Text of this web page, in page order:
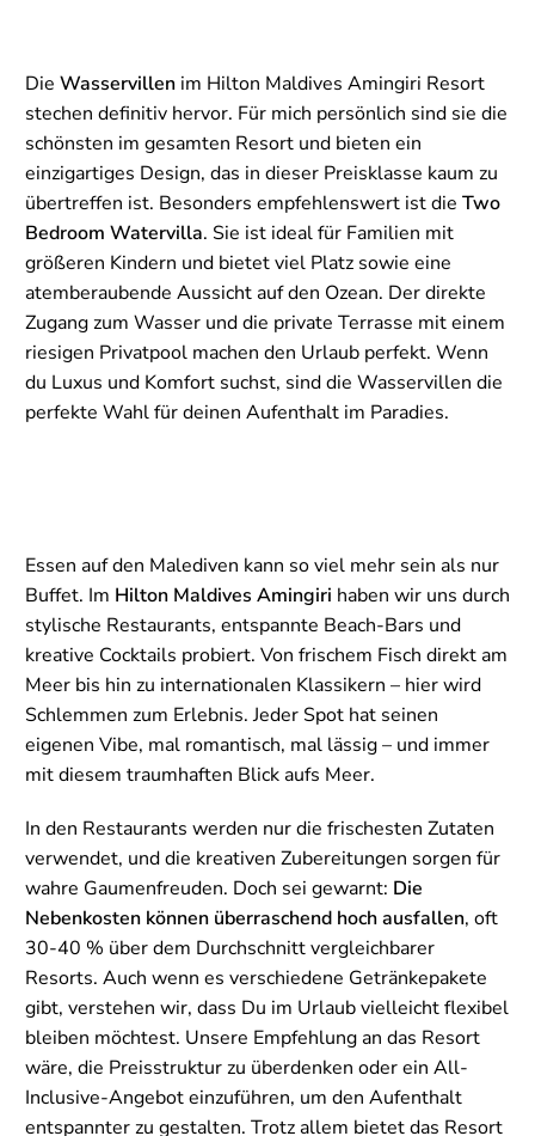
Die Wasservillen im Hilton Maldives Amingiri Resort
stechen definitiv hervor. Für mich persönlich sind sie die
schönsten im gesamten Resort und bieten ein
einzigartiges Design, das in dieser Preisklasse kaum zu
übertreffen ist. Besonders empfehlenswert ist die Two
Bedroom Watervilla. Sie ist ideal für Familien mit
größeren Kindern und bietet viel Platz sowie eine
atemberaubende Aussicht auf den Ozean. Der direkte
Zugang zum Wasser und die private Terrasse mit einem
riesigen Privatpool machen den Urlaub perfekt. Wenn
du Luxus und Komfort suchst, sind die Wasservillen die
perfekte Wahl für deinen Aufenthalt im Paradies.
Essen auf den Malediven kann so viel mehr sein als nur
Buffet. Im Hilton Maldives Amingiri haben wir uns durch
stylische Restaurants, entspannte Beach-Bars und
kreative Cocktails probiert. Von frischem Fisch direkt am
Meer bis hin zu internationalen Klassikern – hier wird
Schlemmen zum Erlebnis. Jeder Spot hat seinen
eigenen Vibe, mal romantisch, mal lässig – und immer
mit diesem traumhaften Blick aufs Meer.
In den Restaurants werden nur die frischesten Zutaten
verwendet, und die kreativen Zubereitungen sorgen für
wahre Gaumenfreuden. Doch sei gewarnt: Die
Nebenkosten können überraschend hoch ausfallen, oft
30-40 % über dem Durchschnitt vergleichbarer
Resorts. Auch wenn es verschiedene Getränkepakete
gibt, verstehen wir, dass Du im Urlaub vielleicht flexibel
bleiben möchtest. Unsere Empfehlung an das Resort
wäre, die Preisstruktur zu überdenken oder ein All-
Inclusive-Angebot einzuführen, um den Aufenthalt
entspannter zu gestalten. Trotz allem bietet das Resort